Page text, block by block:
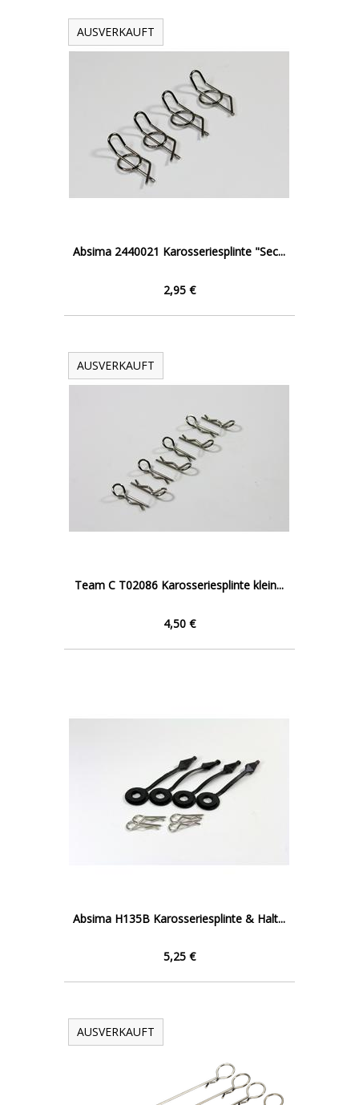
AUSVERKAUFT
Absima 2440021 Karosseriesplinte "Sec...
2,95 €
AUSVERKAUFT
Team C T02086 Karosseriesplinte klein...
4,50 €
Absima H135B Karosseriesplinte & Halt...
5,25 €
AUSVERKAUFT